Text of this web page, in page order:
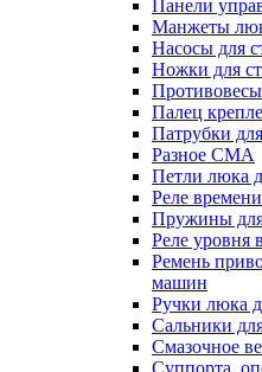
Панели
Манжеты
Насосы для
Ножки для
Палец
Патрубки
Разное СМА
Петли люка
Реле времени
Пружины
Реле уровня
Ремень
машин
Ручки люка
Сальники
Смазочное
Суппорта,